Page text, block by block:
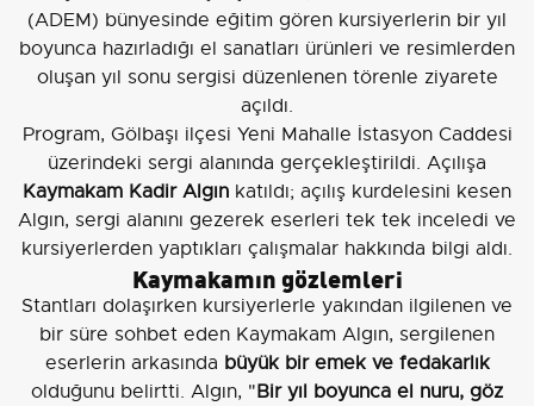
(ADEM) bünyesinde eğitim gören kursiyerlerin bir yıl
boyunca hazırladığı el sanatları ürünleri ve resimlerden
oluşan yıl sonu sergisi düzenlenen törenle ziyarete
açıldı.
Program, Gölbaşı ilçesi Yeni Mahalle İstasyon Caddesi
üzerindeki sergi alanında gerçekleştirildi. Açılışa
Kaymakam Kadir Algın katıldı; açılış kurdelesini kesen
Algın, sergi alanını gezerek eserleri tek tek inceledi ve
kursiyerlerden yaptıkları çalışmalar hakkında bilgi aldı.
Kaymakamın gözlemleri
Stantları dolaşırken kursiyerlerle yakından ilgilenen ve
bir süre sohbet eden Kaymakam Algın, sergilenen
eserlerin arkasında büyük bir emek ve fedakarlık
olduğunu belirtti. Algın, "Bir yıl boyunca el nuru, göz